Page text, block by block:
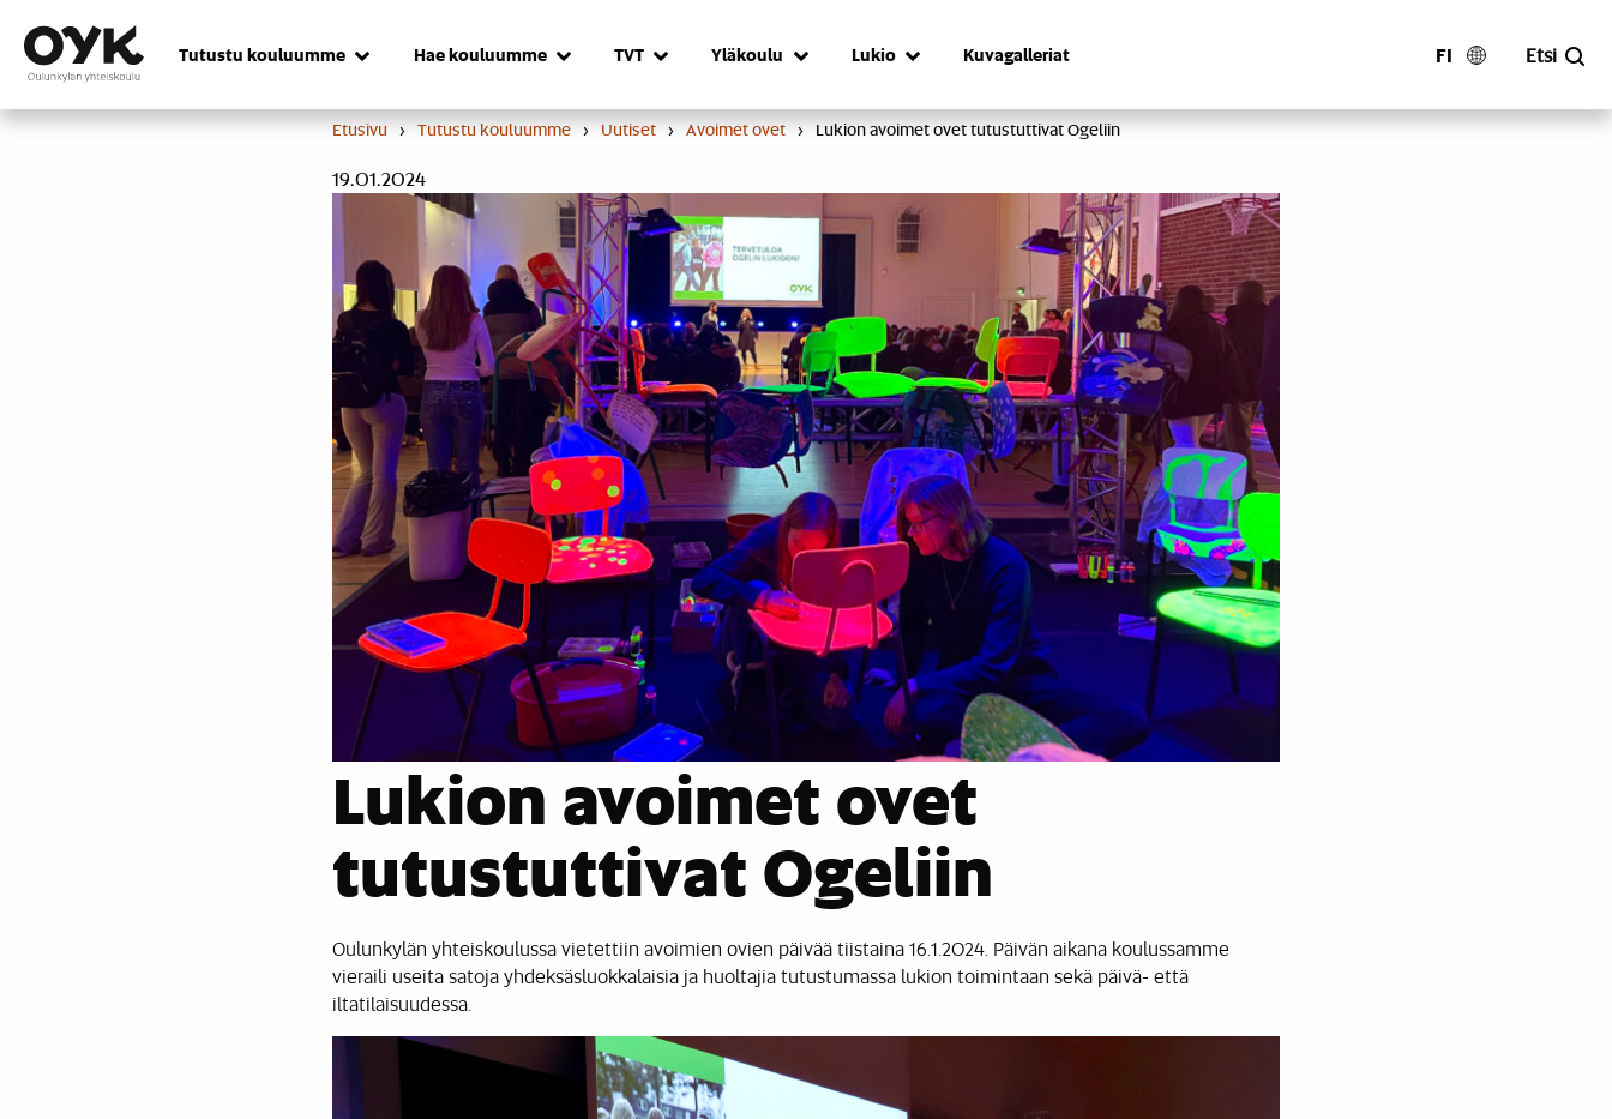
content
Tutustu kouluumme Hae kouluumme TVT Yläkoulu Lukio Kuvagalleriat FI Etsi
Etusivu › Tutustu kouluumme › Uutiset › Avoimet ovet › Lukion avoimet ovet tutustuttivat Ogeliin
19.01.2024
Lukion avoimet ovet
tutustuttivat Ogeliin
Oulunkylän yhteiskoulussa vietettiin avoimien ovien päivää tiistaina 16.1.2024. Päivän aikana koulussamme
vieraili useita satoja yhdeksäsluokkalaisia ja huoltajia tutustumassa lukion toimintaan sekä päivä- että
iltatilaisuudessa.